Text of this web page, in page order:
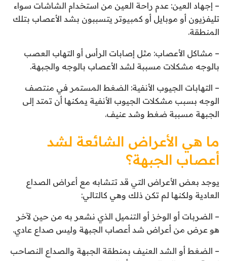
– إجهاد العين: عدم راحة العين من استخدام الشاشات سواء
تليفزيون أو موبايل أو كمبيوتر يتسببون بشد الأعصاب بتلك
المنطقة.
– مشاكل الأعصاب: مثل إصابات الرأس أو التهاب العصب
بالوجه مشكلات مسببة لشد الأعصاب بالوجه والجبهة.
– التهابات الجيوب الأنفية: الضغط المستمر في منتصف
الوجه بسبب مشكلات الجيوب الأنفية يمكنها أن تمتد إلى
الجبهة مسببة ضغط وشد عنيف.
ما هي الأعراض الشائعة لشد
أعصاب الجبهة؟
يوجد بعض الأعراض التي قد تتشابه مع أعراض الصداع
العادية ولكنها لم تكن ذلك وهي كالتالي:
– الضربات أو الوخز أو التنميل الذي نشعر به من حين لآخر
هو عرض من أعراض شد أعصاب الجبهة وليس صداع عادي.
– الضغط أو الشد العنيف بمنطقة الجبهة والصداع النصاحب